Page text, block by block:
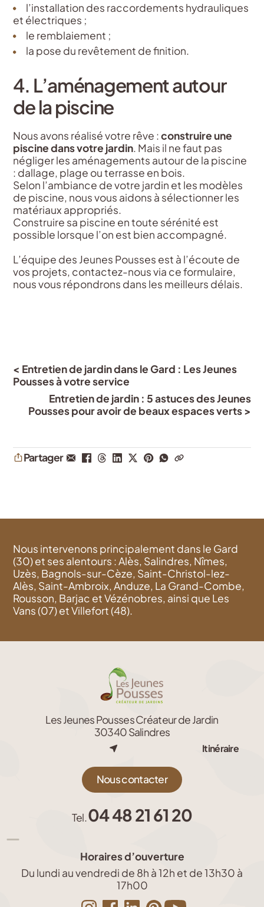
l’installation des raccordements hydrauliques
et électriques ;
le remblaiement ;
la pose du revêtement de finition.
4. L’aménagement autour
de la piscine
Nous avons réalisé votre rêve :construire une
piscine dans votre jardin. Mais il ne faut pas
négliger les aménagements autour de la piscine
: dallage, plage ou terrasse en bois.
Selon l’ambiance de votre jardin et les modèles
de piscine, nous vous aidons à sélectionner les
matériaux appropriés.
Construire sa piscine en toute sérénité est
possible lorsque l’on est bien accompagné.
L’équipe des Jeunes Pousses est à l’écoute de
vos projets, contactez-nous via ce formulaire,
nous vous répondrons dans les meilleurs délais.
< Entretien de jardin dans le Gard : Les Jeunes
Pousses à votre service
Entretien de jardin : 5 astuces des Jeunes
Pousses pour avoir de beaux espaces verts >
Partager
Nous intervenons principalement dans le Gard
(30) et ses alentours : Alès, Salindres, Nîmes,
Uzès, Bagnols-sur-Cèze, Saint-Christol-lez-
Alès, Saint-Ambroix, Anduze, La Grand-Combe,
Rousson, Barjac et Vézénobres, ainsi que Les
Vans (07) et Villefort (48).
Les Jeunes Pousses Créateur de Jardin
30340 Salindres
Itinéraire
Nous contacter
Tel.04 48 21 61 20
Horaires d’ouverture
Du lundi au vendredi de 8h à 12h et de 13h30 à
17h00